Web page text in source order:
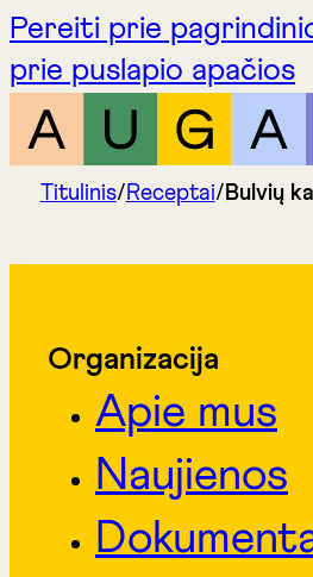
Pereiti prie
prie puslapio apačios
Titulinis/Receptai/ Bulvių
Organizacija
Apie mus
Naujienos